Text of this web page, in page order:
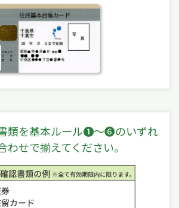
類を基本ルール❶〜❻のいずれ
わせで揃えてください。